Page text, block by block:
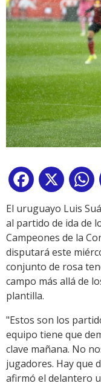
Facebook
X
El uruguayo Luis
al partido de ida de
Campeones de la
disputará este
conjunto de rosa
campo más allá de
plantilla.
"Estos son los
equipo tiene que
clave mañana. No
jugadores. Hay que
afirmó el delantero